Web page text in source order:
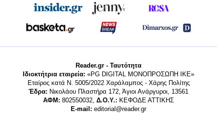
Reader.gr - Ταυτότητα
Ιδιοκτήτρια εταιρεία: «PG DIGITAL MONΟΠΡΟΣΩΠΗ ΙΚΕ»
Εταίρος κατά Ν. 5005/2022 Χαράλαμπος - Χάρης Πολίτης
Έδρα: Νικολάου Πλαστήρα 172, Άγιοι Ανάργυροι, 13561
ΑΦΜ: 802550032, Δ.Ο.Υ.: ΚΕΦΟΔΕ ΑΤΤΙΚΗΣ
E-mail: editorial@reader.gr